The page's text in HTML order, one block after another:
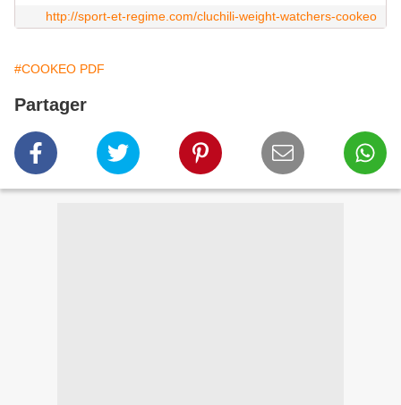
http://sport-et-regime.com/cluchili-weight-watchers-cookeo
#COOKEO PDF
Partager